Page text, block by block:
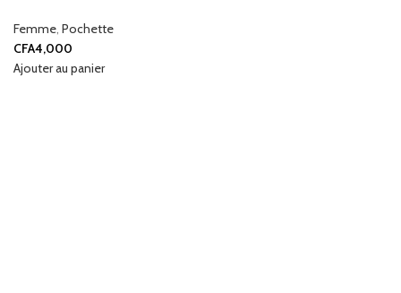
Femme, Pochette
CFA4,000
Ajouter au panier